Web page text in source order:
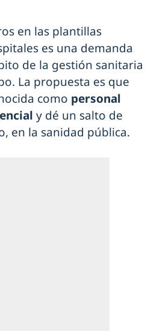
en las plantillas
es una demanda
de la gestión sanitaria
La propuesta es que
como personal
y dé un salto de
en la sanidad pública.